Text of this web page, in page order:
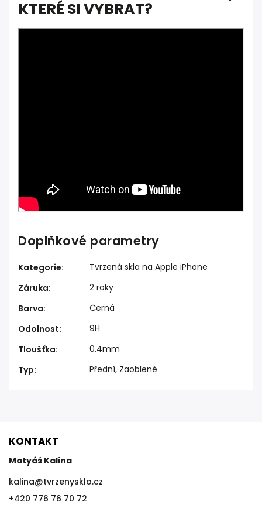
KTERÉ SI VYBRAT?
Doplňkové parametry
Kategorie:
Tvrzená skla na Apple iPhone
Záruka:
2 roky
Barva:
Černá
Odolnost:
9H
Tloušťka:
0.4mm
Typ: Přední, Zaoblené
KONTAKT
Matyáš Kalina
kalina@tvrzenysklo.cz
+420 776 76 70 72